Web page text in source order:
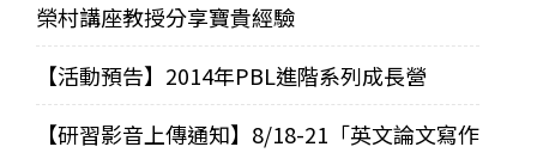
榮村講座教授分享寶貴經驗
【活動預告】2014年PBL進階系列成長營
【研習影音上傳通知】8/18-21「英文論文寫作